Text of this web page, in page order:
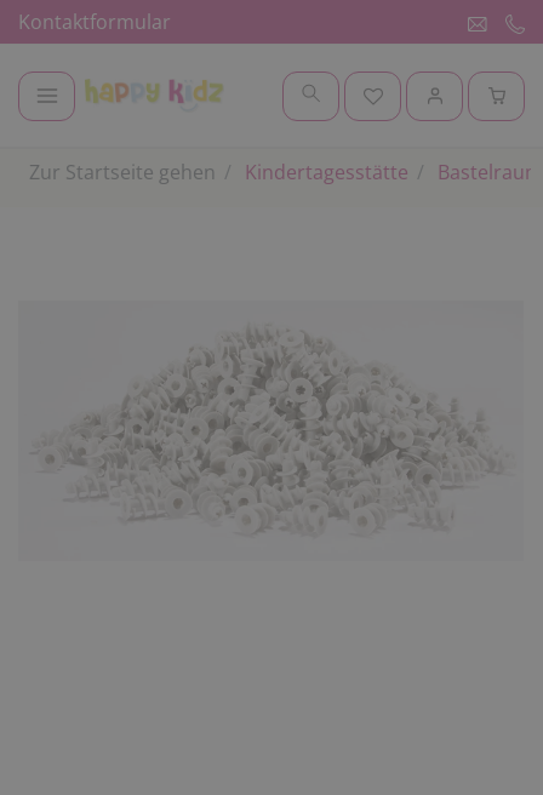
Kontaktformular
Zur Startseite gehen Kindertagesstätte